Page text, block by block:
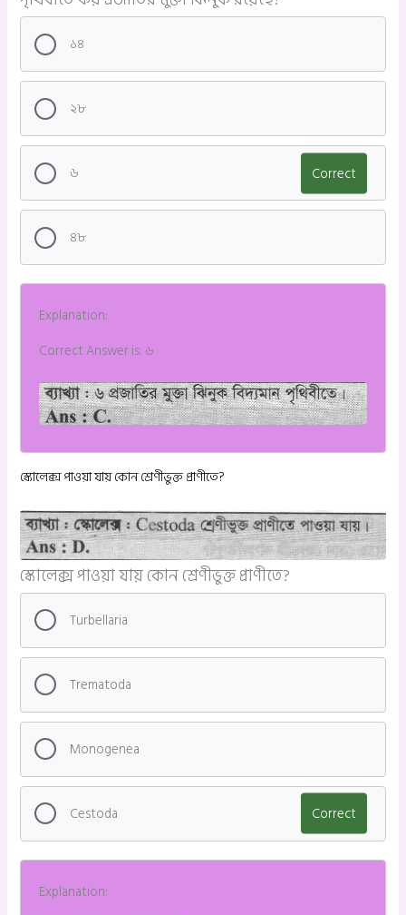
১৪
২৮
৬ Correct
৪৮
Explanation:
Correct Answer is: ৬
স্কোলেক্স পাওয়া যায় কোন শ্রেণীভুক্ত প্রাণীতে?
স্কোলেক্স পাওয়া যায় কোন শ্রেণীভুক্ত প্রাণীতে?
Turbellaria
Trematoda
Monogenea
Cestoda Correct
Explanation: